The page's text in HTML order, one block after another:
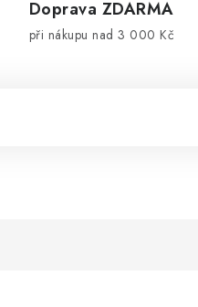
Doprava ZDARMA
při nákupu nad 3 000 Kč